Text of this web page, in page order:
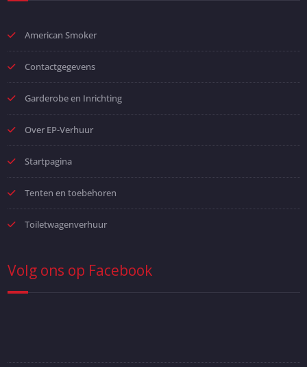
American Smoker
Contactgegevens
Garderobe en Inrichting
Over EP-Verhuur
Startpagina
Tenten en toebehoren
Toiletwagenverhuur
Volg ons op Facebook